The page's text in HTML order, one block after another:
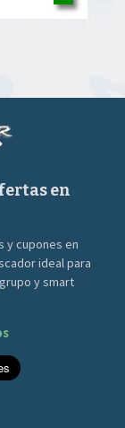
en
y cupones en
ideal para
y smart